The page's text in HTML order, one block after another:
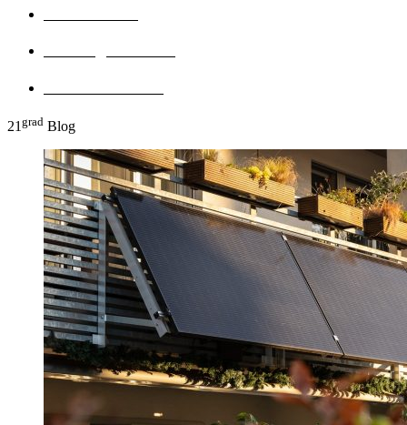
21 grad Blog